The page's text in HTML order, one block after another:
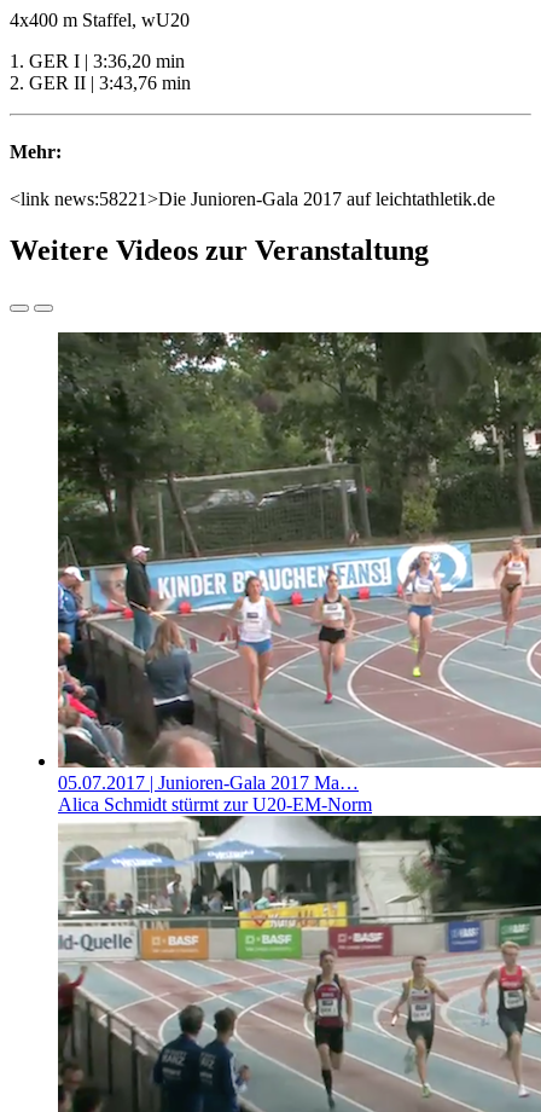
4x400 m Staffel, wU20
1. GER I | 3:36,20 min
2. GER II | 3:43,76 min
Mehr:
<link news:58221>Die Junioren-Gala 2017 auf leichtathletik.de
Weitere Videos zur Veranstaltung
05.07.2017 | Junioren-Gala 2017 Ma…
Alica Schmidt stürmt zur U20-EM-Norm